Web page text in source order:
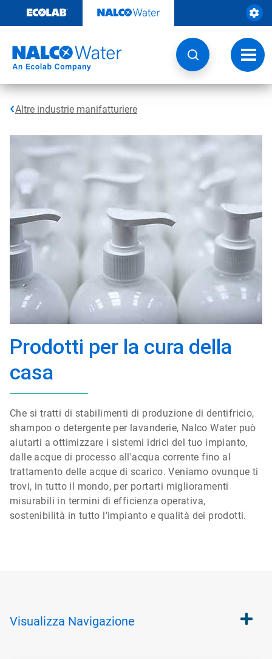
contenuto
Altre industrie manifatturiere
Prodotti per la cura della
casa
Che si tratti di stabilimenti di produzione di dentifricio,
shampoo o detergente per lavanderie, Nalco Water può
aiutarti a ottimizzare i sistemi idrici del tuo impianto,
dalle acque di processo all'acqua corrente fino al
trattamento delle acque di scarico. Veniamo ovunque ti
trovi, in tutto il mondo, per portarti miglioramenti
misurabili in termini di efficienza operativa,
sostenibilità in tutto l'impianto e qualità dei prodotti.
Visualizza Navigazione